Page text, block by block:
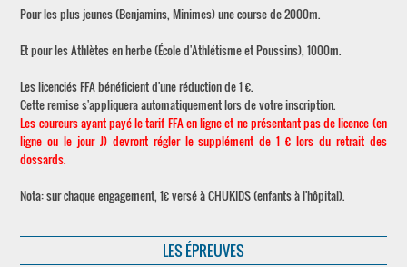
Pour les plus jeunes (Benjamins, Minimes) une course de 2000m.
Et pour les Athlètes en herbe (École d'Athlétisme et Poussins), 1000m.
Les licenciés FFA bénéficient d'une réduction de 1 €.
Cette remise s'appliquera automatiquement lors de votre inscription.
Les coureurs ayant payé le tarif FFA en ligne et ne présentant pas de licence (en
ligne ou le jour J) devront régler le supplément de 1 € lors du retrait des
dossards.
Nota: sur chaque engagement, 1€ versé à CHUKIDS (enfants à l'hôpital).
LES ÉPREUVES